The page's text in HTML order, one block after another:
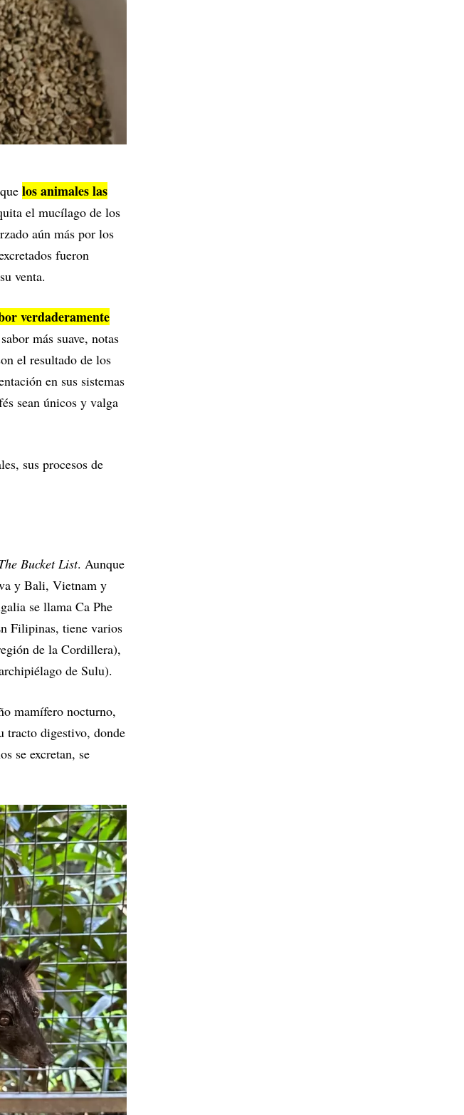
los animales las
el mucílago de los
aún más por los
fueron
venta.
verdaderamente
más suave, notas
el resultado de los
en sus sistemas
sean únicos y valga
sus procesos de
Bucket List. Aunque
y Bali, Vietnam y
se llama Ca Phe
Filipinas, tiene varios
de la Cordillera),
de Sulu).
mamífero nocturno,
tracto digestivo, donde
se excretan, se